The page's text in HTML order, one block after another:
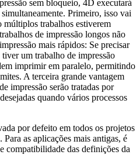
sem bloqueio, 4D executará
Primeiro, isso vai
múltiplos trabalhos estiverem
de impressão longos não
mais rápidos: Se precisar
um trabalho de impressão
imprimir em paralelo, permitindo
A terceira grande vantagem
impressão serão tratadas por
quando vários processos
por defeito em todos os projetos
as aplicações mais antigas, é
compatibilidade das definições da